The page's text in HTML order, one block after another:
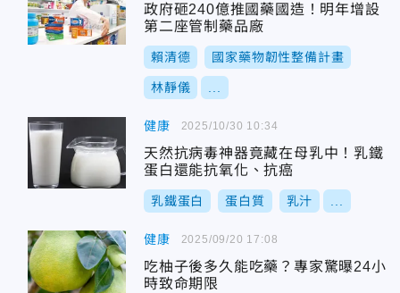
政府砸240億推國藥國造！明年增設
第二座管制藥品廠
賴清德 國家藥物韌性整備計畫
林靜儀
健康
天然抗病毒神器竟藏在母乳中！乳鐵
蛋白還能抗氧化、抗癌
乳鐵蛋白 蛋白質 乳汁
2025/10/30 10:34
健康
吃柚子後多久能吃藥？專家驚曝24小
時致命期限
2025/09/20 17:08